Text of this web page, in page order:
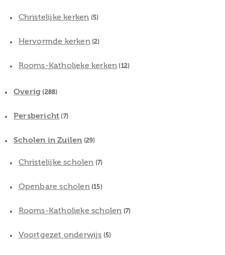
Christelijke kerken (5)
Hervormde kerken(2)
Rooms-Katholieke kerken (12)
Overig (288)
Persbericht (7)
Scholen in Zuilen (29)
Christelijke scholen (7)
Openbare scholen(15)
Rooms-Katholieke scholen (7)
Voortgezet onderwijs (5)